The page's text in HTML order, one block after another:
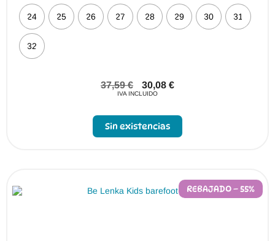
24 25 26 27 28 29 30 31
32
37,59€ 30,08 €
IVA INCLUIDO
Sin existencias
REBAJADO – 55%